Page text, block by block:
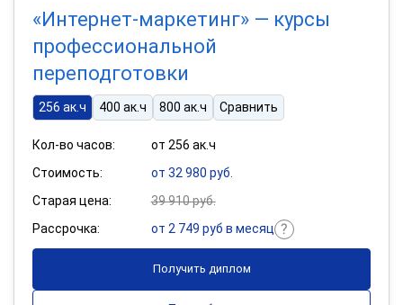
«Интернет-маркетинг» — курсы
профессиональной
переподготовки
256 ак.ч 400 ак.ч 800 ак.ч Сравнить
Кол-во часов:
от 256 ак.ч
Стоимость:
от 32 980 руб.
Старая цена:
39 910 руб.
Рассрочка:
от 2 749 руб в месяц
Получить диплом